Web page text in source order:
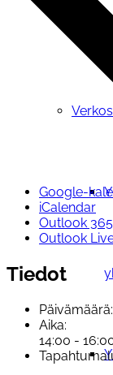
Google-
iCalendar
Outlook 365
Outlook
Tiedot
Päivämäärä:
Aika:
14:00 -